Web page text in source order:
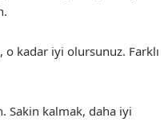
kadar iyi olursunuz. Farklı
Sakin kalmak, daha iyi